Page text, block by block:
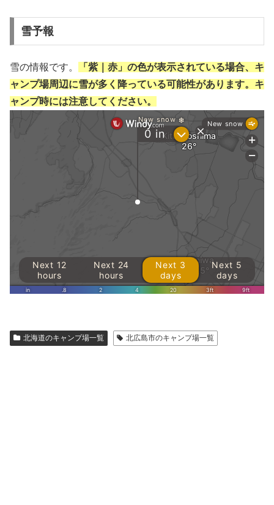
雪予報
雪の情報です。
「紫｜赤」の色が表示されている場合、キ
ャンプ場周辺に雪が多く降っている可能性があります。キ
ャンプ時には注意してください。
北海道のキャンプ場一覧 北広島市のキャンプ場一覧